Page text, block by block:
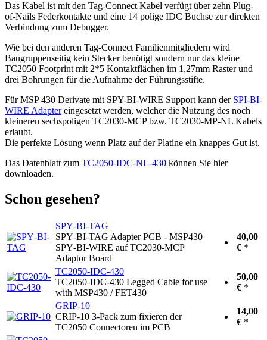
Das Kabel ist mit den Tag-Connect Kabel verfügt über zehn Plug-
of-Nails Federkontakte und eine 14 polige IDC Buchse zur direkten
Verbindung zum Debugger.
Wie bei den anderen Tag-Connect Familienmitgliedern wird
Baugruppenseitig kein Stecker benötigt sondern nur das kleine
TC2050 Footprint mit 2*5 Kontaktflächen im 1,27mm Raster und
drei Bohrungen für die Aufnahme der Führungsstifte.
Für MSP 430 Derivate mit SPY-BI-WIRE Support kann der SPI-BI-
WIRE Adaptereingesetzt werden, welcher die Nutzung des noch
kleineren sechspoligen TC2030-MCP bzw. TC2030-MP-NL Kabels
erlaubt.
Die perfekte Lösung wenn Platz auf der Platine ein knappes Gut ist.
Das Datenblatt zum TC2050-IDC-NL-430 können Sie hier
downloaden.
Schon gesehen?
SPY‐BI‐TAG
SPY‐BI‐TAG Adapter PCB - MSP430
SPY‐BI‐WIRE auf TC2030‐MCP
Adaptor Board
40,00
€ *
TC2050-IDC-430
TC2050-IDC-430 Legged Cable for use
with MSP430 / FET430
50,00
€ *
GRIP-10
CRIP-10 3-Pack zum fixieren der
TC2050 Connectoren im PCB
14,00
€ *